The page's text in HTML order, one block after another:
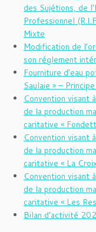
des Sujétions, de
Professionnel
Mixte
Modification de
son réglement
Fourniture d’eau
Saulaie » –
Convention visant
de la production
caritative «
Convention visant
de la production
caritative « La
Convention visant
de la production
caritative « Les
Bilan d’activité